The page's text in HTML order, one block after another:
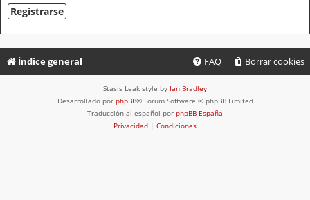
Registrarse
Índice general Borrar cookies
FAQ
Stasis Leak style by Ian Bradley
Desarrollado por phpBB® Forum Software © phpBB Limited
Traducción al español por phpBB España
Privacidad | Condiciones